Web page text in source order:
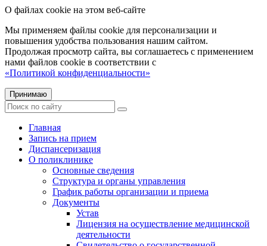
О файлах cookie на этом веб-сайте
Мы применяем файлы cookie для персонализации и
повышения удобства пользования нашим сайтом.
Продолжая просмотр сайта, вы соглашаетесь с применением
нами файлов cookie в соответствии с
«Политикой конфиденциальности»
Принимаю
Главная
Запись на прием
Диспансеризация
О поликлинике
Основные сведения
Структура и органы управления
График работы организации и приема
Документы
Устав
Лицензия на осуществление медицинской
деятельности